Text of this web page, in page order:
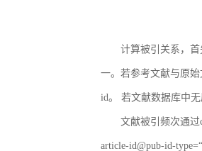
计算被引关系，
一。若参考文献与原
id。 若文献数据库中
文献被引频次通
article-id@pub-id-